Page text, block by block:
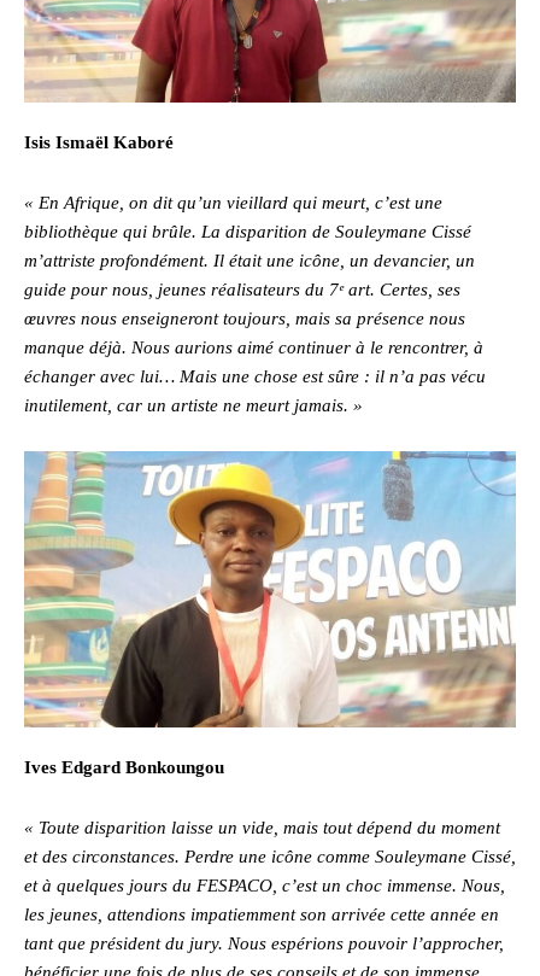
Isis Ismaël Kaboré
« En Afrique, on dit qu’un vieillard qui meurt, c’est une
bibliothèque qui brûle. La disparition de Souleymane Cissé
m’attriste profondément. Il était une icône, un devancier, un
guide pour nous, jeunes réalisateurs du 7ᵉ art. Certes, ses
œuvres nous enseigneront toujours, mais sa présence nous
manque déjà. Nous aurions aimé continuer à le rencontrer, à
échanger avec lui… Mais une chose est sûre : il n’a pas vécu
inutilement, car un artiste ne meurt jamais. »
Ives Edgard Bonkoungou
« Toute disparition laisse un vide, mais tout dépend du moment
et des circonstances. Perdre une icône comme Souleymane Cissé,
et à quelques jours du FESPACO, c’est un choc immense. Nous,
les jeunes, attendions impatiemment son arrivée cette année en
tant que président du jury. Nous espérions pouvoir l’approcher,